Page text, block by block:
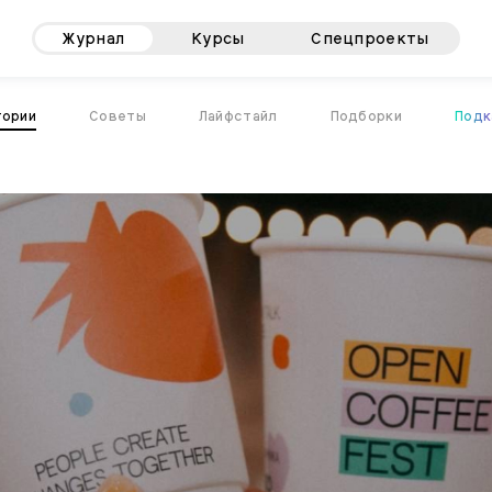
Журнал Курсы Спецпроекты
Советы Лайфстайл Подборки